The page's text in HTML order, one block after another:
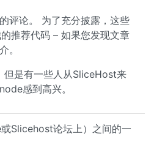
评论。 为了充分披露，这些
推荐代码 – 如果您发现文章
。
是有一些人从SliceHost来
感到高兴。
Slicehost论坛上）之间的一